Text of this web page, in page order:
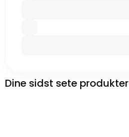
Dine sidst sete produkter